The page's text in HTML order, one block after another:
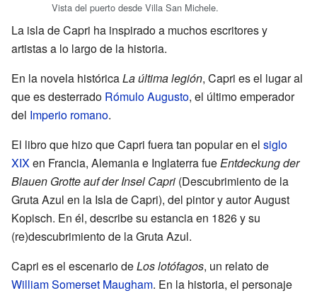
Vista del puerto desde Villa San Michele.
La isla de Capri ha inspirado a muchos escritores y
artistas a lo largo de la historia.
En la novela históricaLa última legión, Capri es el lugar al
que es desterrado Rómulo Augusto, el último emperador
del Imperio romano.
El libro que hizo que Capri fuera tan popular en el siglo
XIXen Francia, Alemania e Inglaterra fueEntdeckung der
Blauen Grotte auf der Insel Capri (Descubrimiento de la
Gruta Azul en la Isla de Capri), del pintor y autor August
Kopisch. En él, describe su estancia en 1826 y su
(re)descubrimiento de la Gruta Azul.
Capri es el escenario deLos lotófagos, un relato de
William Somerset Maugham. En la historia, el personaje